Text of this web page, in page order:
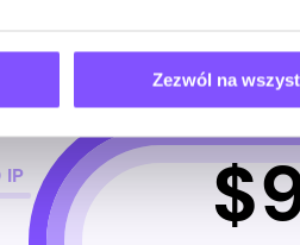
Zezwól na
$
IP